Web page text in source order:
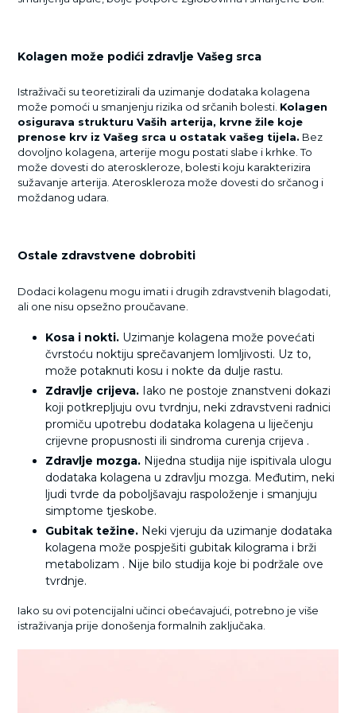
Kolagen može podići zdravlje Vašeg srca
Istraživači su teoretizirali da uzimanje dodataka kolagena
može pomoći u smanjenju rizika od srčanih bolesti. Kolagen
osigurava strukturu Vaših arterija, krvne žile koje
prenose krv iz Vašeg srca u ostatak vašeg tijela. Bez
dovoljno kolagena, arterije mogu postati slabe i krhke. To
može dovesti do ateroskleroze, bolesti koju karakterizira
sužavanje arterija. Ateroskleroza može dovesti do srčanog i
moždanog udara.
Ostale zdravstvene dobrobiti
Dodaci kolagenu mogu imati i drugih zdravstvenih blagodati,
ali one nisu opsežno proučavane.
Kosa i nokti. Uzimanje kolagena može povećati
čvrstoću noktiju sprečavanjem lomljivosti. Uz to,
može potaknuti kosu i nokte da dulje rastu.
Zdravlje crijeva. Iako ne postoje znanstveni dokazi
koji potkrepljuju ovu tvrdnju, neki zdravstveni radnici
promiču upotrebu dodataka kolagena u liječenju
crijevne propusnosti ili sindroma curenja crijeva .
Zdravlje mozga. Nijedna studija nije ispitivala ulogu
dodataka kolagena u zdravlju mozga. Međutim, neki
ljudi tvrde da poboljšavaju raspoloženje i smanjuju
simptome tjeskobe.
Gubitak težine. Neki vjeruju da uzimanje dodataka
kolagena može pospješiti gubitak kilograma i brži
metabolizam . Nije bilo studija koje bi podržale ove
tvrdnje.
Iako su ovi potencijalni učinci obećavajući, potrebno je više
istraživanja prije donošenja formalnih zaključaka.